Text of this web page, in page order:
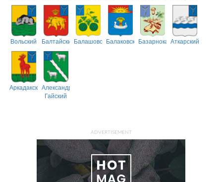
Вольский БалтайскийБалашовскийБалаковскийБазарнокарабулакский
Аткарский
АркадакскийАлександрово-
Гайский
ADVERTISEMENT